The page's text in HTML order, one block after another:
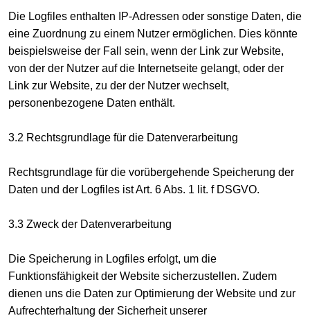
Die Logfiles enthalten IP-Adressen oder sonstige Daten, die
eine Zuordnung zu einem Nutzer ermöglichen. Dies könnte
beispielsweise der Fall sein, wenn der Link zur Website,
von der der Nutzer auf die Internetseite gelangt, oder der
Link zur Website, zu der der Nutzer wechselt,
personenbezogene Daten enthält.
3.2 Rechtsgrundlage für die Datenverarbeitung
Rechtsgrundlage für die vorübergehende Speicherung der
Daten und der Logfiles ist Art. 6 Abs. 1 lit. f DSGVO.
3.3 Zweck der Datenverarbeitung
Die Speicherung in Logfiles erfolgt, um die
Funktionsfähigkeit der Website sicherzustellen. Zudem
dienen uns die Daten zur Optimierung der Website und zur
Aufrechterhaltung der Sicherheit unserer